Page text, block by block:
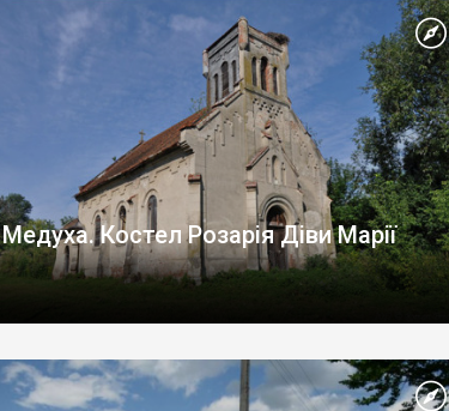
Прикарпаття кінця XVII — початку XX ст. Заснований у 1979
році. Музей розташований на території давнього городища,
на першій лінії оборонних валів, навпроти урочища
Прокаліїв сад, при автошляху […]
Медуха. Костел Розарія Діви Марії